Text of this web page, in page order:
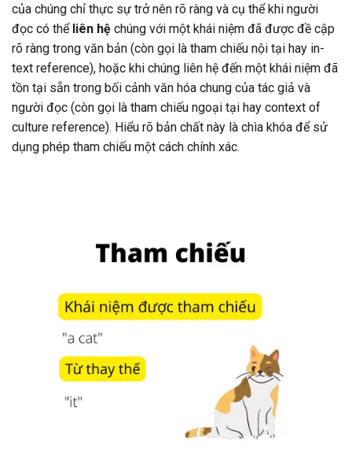
của chúng chỉ thực sự trở nên rõ ràng và cụ thể khi người
đọc có thể liên hệ chúng với một khái niệm đã được đề cập
rõ ràng trong văn bản (còn gọi là tham chiếu nội tại hay in-
text reference), hoặc khi chúng liên hệ đến một khái niệm đã
tồn tại sẵn trong bối cảnh văn hóa chung của tác giả và
người đọc (còn gọi là tham chiếu ngoại tại hay context of
culture reference). Hiểu rõ bản chất này là chìa khóa để sử
dụng phép tham chiếu một cách chính xác.